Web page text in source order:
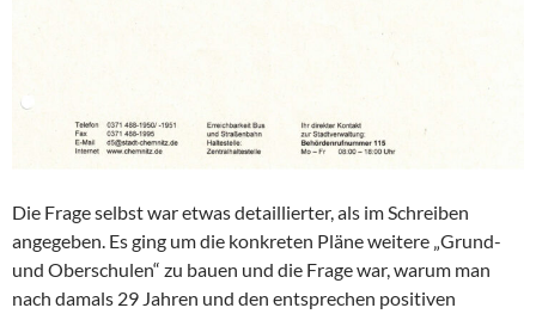
Die Frage selbst war etwas detaillierter, als im Schreiben
angegeben. Es ging um die konkreten Pläne weitere „Grund-
und Oberschulen“ zu bauen und die Frage war, warum man
nach damals 29 Jahren und den entsprechen positiven